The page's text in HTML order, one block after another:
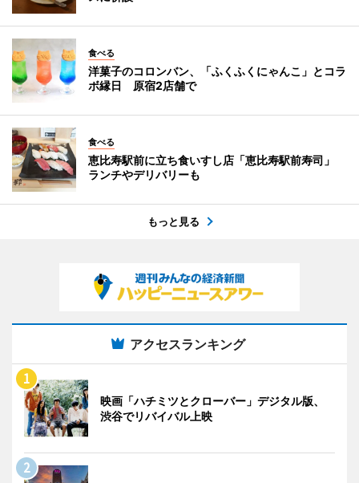
食べる
洋菓子のコロンバン、「ふくふくにゃんこ」とコラ
ボ縁日 原宿2店舗で
食べる
恵比寿駅前に立ち食いすし店「恵比寿駅前寿司」
ランチやデリバリーも
もっと見る
アクセスランキング
映画「ハチミツとクローバー」デジタル版、
渋谷でリバイバル上映